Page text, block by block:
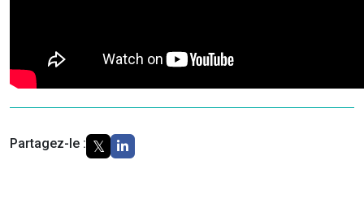
Partagez-le :